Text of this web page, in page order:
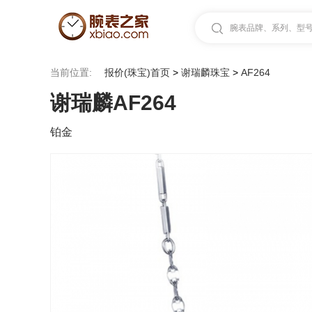
腕表品牌、系列、型
当前位置: 报价(珠宝)首页 > 谢瑞麟珠宝 > AF264
谢瑞麟AF264
铂金